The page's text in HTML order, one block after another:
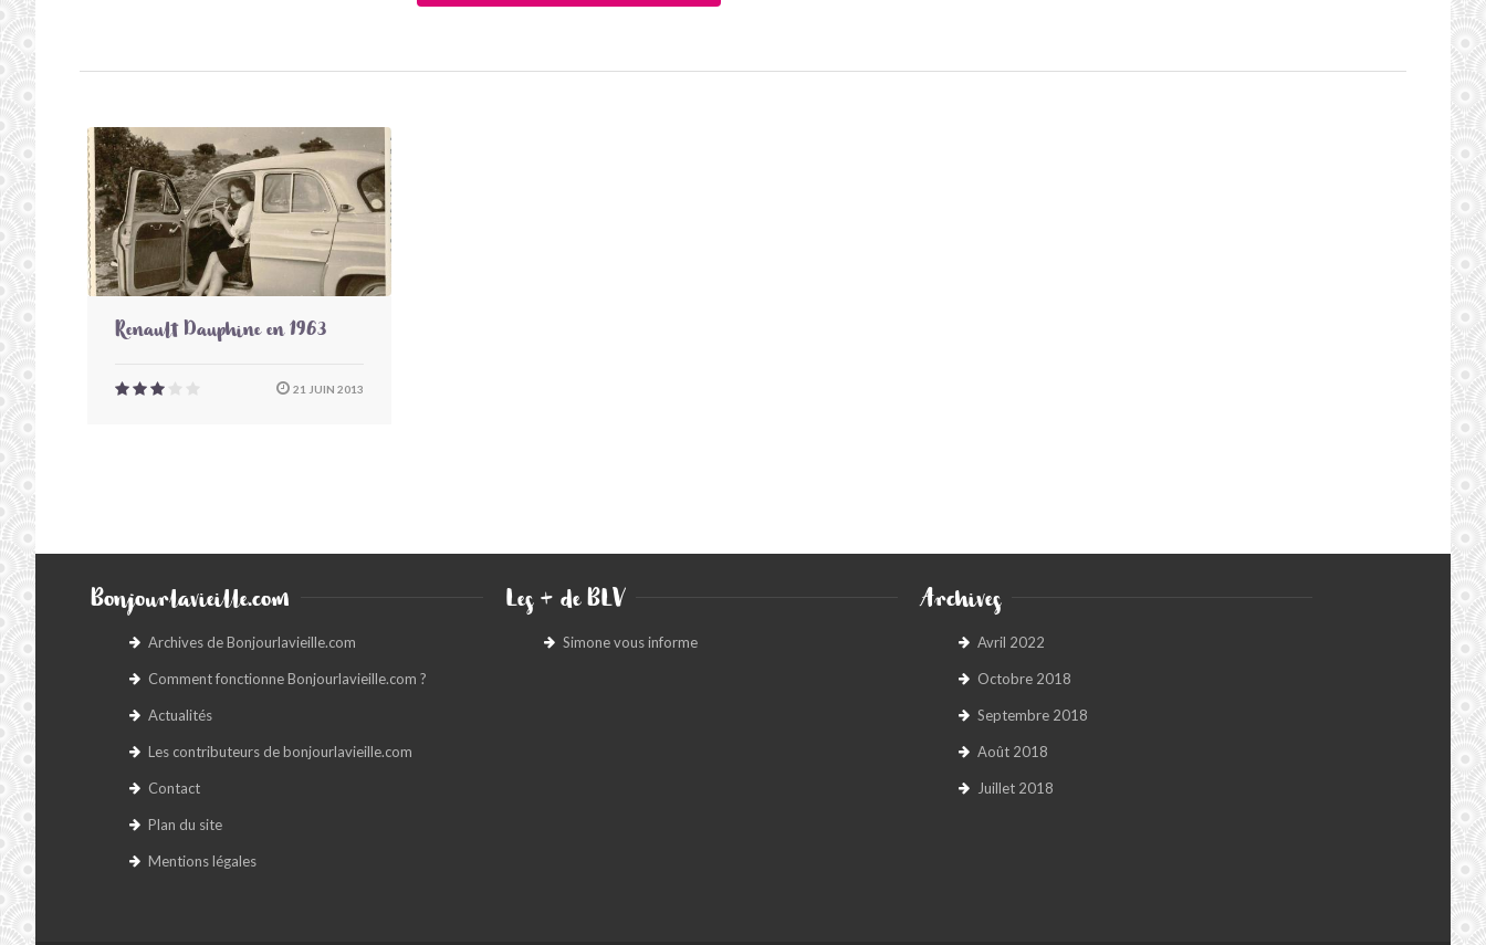
Renault Dauphine en 1963
21 JUIN 2013
Bonjourlavieille.com
Archives de Bonjourlavieille.com
Comment fonctionne Bonjourlavieille.com ?
Actualités
Les contributeurs de bonjourlavieille.com
Contact
Plan du site
Mentions légales
Les + de BLV
Simone vous informe
Archives
Avril 2022
Octobre 2018
Septembre 2018
Août 2018
Juillet 2018